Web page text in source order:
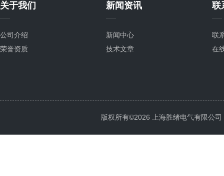
关于我们
公司介绍
荣誉资质
新闻资讯
新闻中心
技术文章
联
联
在
版权所有©2026 上海胜绪电气有限公